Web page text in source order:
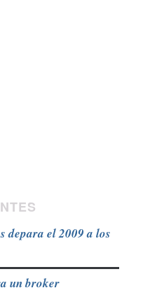
depara el 2009 a los
un broker